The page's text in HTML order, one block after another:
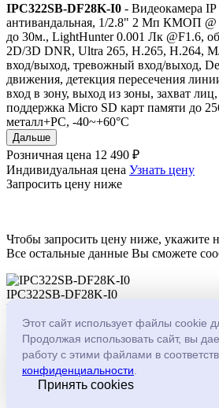
IPC322SB-DF28K-I0 - Видеокамера IP
антивандальная, 1/2.8" 2 Мп КМОП @
до 30м., LightHunter 0.001 Лк @F1.6,
2D/3D DNR, Ultra 265, H.265, H.264,
вход/выход, тревожный вход/выход,
движения, детекция пересечения
вход в зону, выход из зоны, захват
поддержка Micro SD карт памяти до
металл+PC, -40~+60°C
Дальше
Розничная цена 12 490 ₽
Индивидуальная цена Узнать цену
Запросить цену ниже
Чтобы запросить цену ниже, укажите
Все остальные данные Вы сможете
IPC322SB-DF28K-I0
Код товара: 222210
+
Имя*
Телефон*
Этот сайт использует файлы cookie
Продолжая использовать сайт, вы
работу с этими файлами в
конфиденциальности
Принять cookies